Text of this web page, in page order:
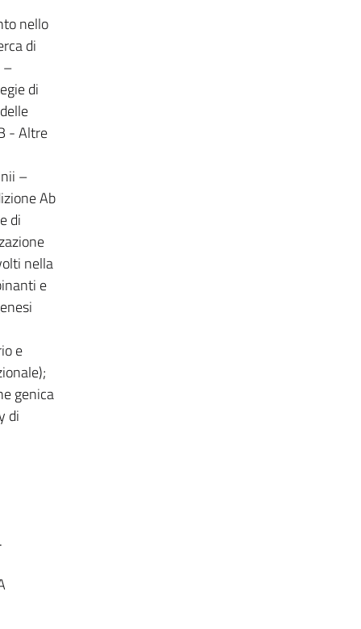
nello
di
–
di
- Altre
–
Ab
di
nella
e
e
genica
di